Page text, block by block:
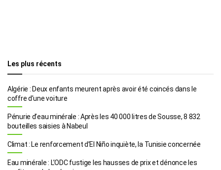
Les plus récents
Algérie : Deux enfants meurent après avoir été coincés dans le
coffre d’une voiture
Pénurie d’eau minérale : Après les 40 000 litres de Sousse, 8 832
bouteilles saisies à Nabeul
Climat : Le renforcement d’El Niño inquiète, la Tunisie concernée
Eau minérale : L’ODC fustige les hausses de prix et dénonce les